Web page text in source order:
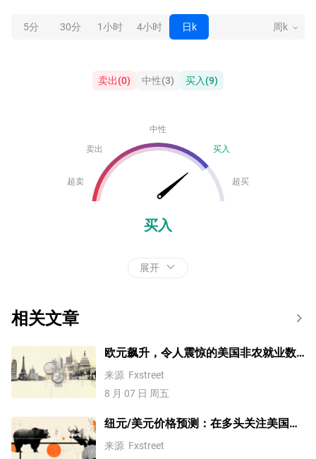
5分 30分 1小时 4小时 日k 周k
卖出(0) 中性(3) 买入(9)
中性
卖出
买入
超卖 超买
买入
展开
相关文章
欧元飙升，令人震惊的美国非农就业数
据逆转美联储9月加息预期
来源 Fxstreet
8 月 07 日 周五
纽元/美元价格预测：在多头关注美国非
农就业数据之际，盘整于0.5860/周低点
来源 Fxstreet